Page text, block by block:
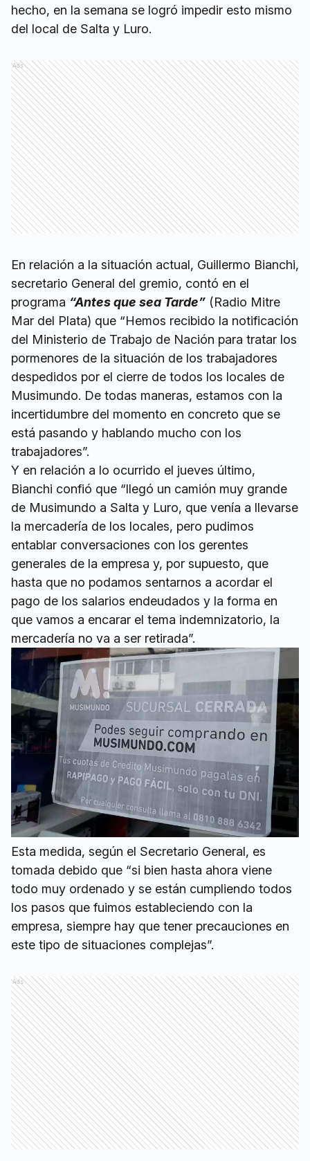
hecho, en la semana se logró impedir esto mismo
del local de Salta y Luro.
Ads
En relación a la situación actual, Guillermo Bianchi,
secretario General del gremio, contó en el
programa “Antes que sea Tarde” (Radio Mitre
Mar del Plata) que “Hemos recibido la notificación
del Ministerio de Trabajo de Nación para tratar los
pormenores de la situación de los trabajadores
despedidos por el cierre de todos los locales de
Musimundo. De todas maneras, estamos con la
incertidumbre del momento en concreto que se
está pasando y hablando mucho con los
trabajadores”.
Y en relación a lo ocurrido el jueves último,
Bianchi confió que “llegó un camión muy grande
de Musimundo a Salta y Luro, que venía a llevarse
la mercadería de los locales, pero pudimos
entablar conversaciones con los gerentes
generales de la empresa y, por supuesto, que
hasta que no podamos sentarnos a acordar el
pago de los salarios endeudados y la forma en
que vamos a encarar el tema indemnizatorio, la
mercadería no va a ser retirada”.
Esta medida, según el Secretario General, es
tomada debido que “si bien hasta ahora viene
todo muy ordenado y se están cumpliendo todos
los pasos que fuimos estableciendo con la
empresa, siempre hay que tener precauciones en
este tipo de situaciones complejas”.
Ads